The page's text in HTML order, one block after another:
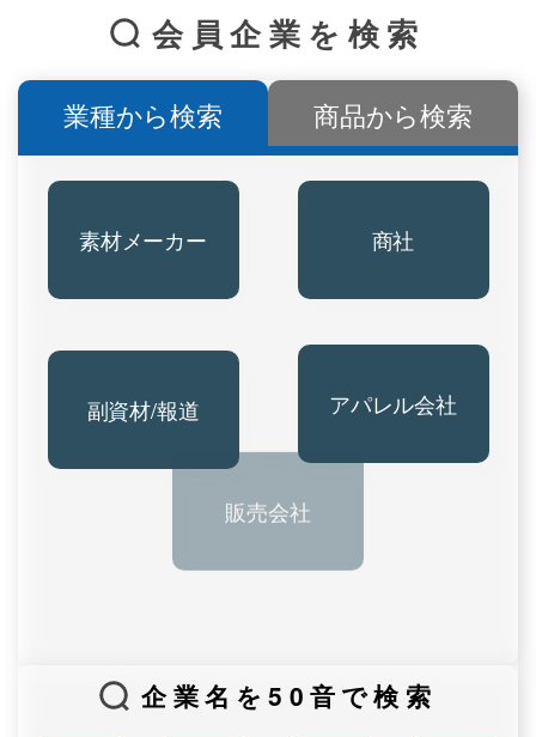
会員企業を検索
業種から検索
素材メーカー 商社
副資材/報道 アパレル会社
販売会社
商品から検索
企業名を50音で検索